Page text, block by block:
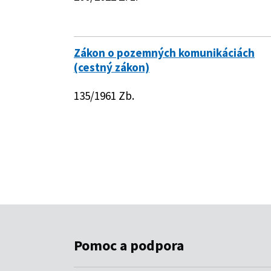
Pomoc a podpora